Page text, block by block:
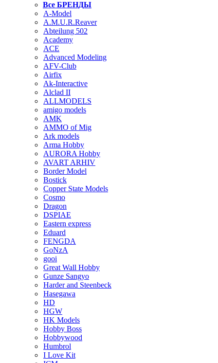
Все БРЕНДЫ
A-Model
A.M.U.R.Reaver
Abteilung 502
Academy
ACE
Advanced Modeling
AFV-Club
Airfix
Ak-Interactive
Alclad II
ALLMODELS
amigo models
AMK
AMMO of Mig
Ark models
Arma Hobby
AURORA Hobby
AVART ARHIV
Border Model
Bostick
Copper State Models
Cosmo
Dragon
DSPIAE
Eastern express
Eduard
FENGDA
GoNzA
gooi
Great Wall Hobby
Gunze Sangyo
Harder and Steenbeck
Hasegawa
HD
HGW
HK Models
Hobby Boss
Hobbywood
Humbrol
I Love Kit